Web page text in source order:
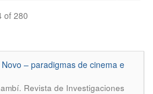
of 280
– paradigmas de cinema e
Revista de Investigaciones